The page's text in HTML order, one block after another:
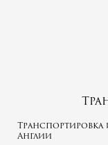
Транспортировка
Англии